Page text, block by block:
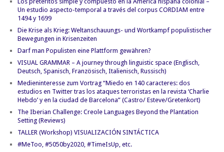
Un estudio aspecto-temporal a través del corpus CORDIAM entre
1494 y 1699
Die Krise als Krieg: Weltanschauungs- und Wortkampf populistischer
Bewegungen in Krisenzeiten
Darf man Populisten eine Plattform gewähren?
VISUAL GRAMMAR – A journey through linguistic space (Englisch,
Deutsch, Spanisch, Französisch, Italienisch, Russisch)
Medieninteresse zum Vortrag “Miedo en 140 caracteres: dos
estudios en Twitter tras los ataques terroristas en la revista ‘Charlie
Hebdo’ y en la ciudad de Barcelona” (Castro/ Esteve/Gretenkort)
The Iberian Challenge: Creole Languages Beyond the Plantation
Setting (Reviews)
TALLER (Workshop) VISUALIZACIÓN SINTÁCTICA
#MeToo, #5050by2020, #TimeIsUp, etc.